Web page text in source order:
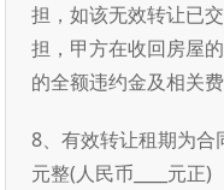
担，如该无效转让已
担，甲方在收回房屋
的全额违约金及相关费
8、有效转让租期为合
元整(人民币____元正)